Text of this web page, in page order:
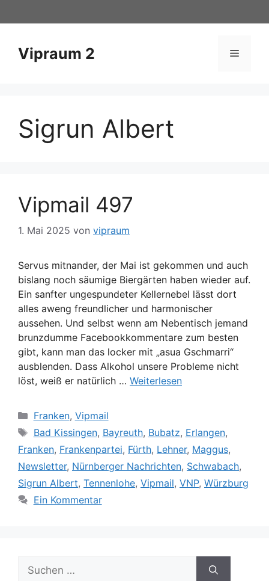
Inhalt
Vipraum 2 Menü
Sigrun Albert
Vipmail 497
1. Mai 2025 von vipraum
Servus mitnander, der Mai ist gekommen und auch
bislang noch säumige Biergärten haben wieder auf.
Ein sanfter ungespundeter Kellernebel lässt dort
alles aweng freundlicher und harmonischer
aussehen. Und selbst wenn am Nebentisch jemand
brunzdumme Facebookkommentare zum besten
gibt, kann man das locker mit „asua Gschmarri“
ausblenden. Dass Alkohol unsere Probleme nicht
löst, weiß er natürlich … Weiterlesen
Kategorien
Franken, Vipmail
Schlagwörter
Bad Kissingen, Bayreuth, Bubatz, Erlangen,
Franken, Frankenpartei, Fürth, Lehner, Maggus,
Newsletter, Nürnberger Nachrichten, Schwabach,
Sigrun Albert, Tennenlohe, Vipmail, VNP, Würzburg
Ein Kommentar
Suche
nach: